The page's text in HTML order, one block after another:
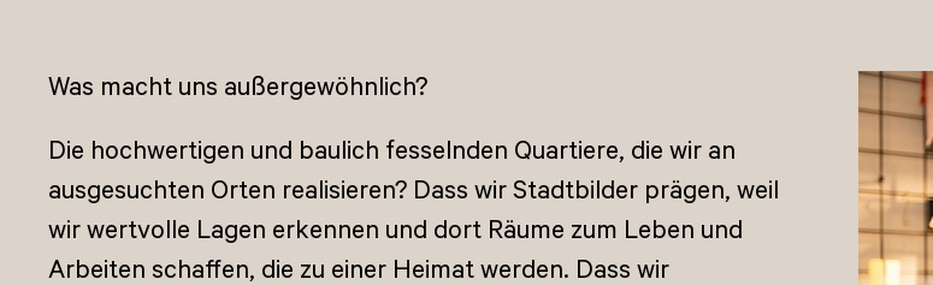
Was macht uns außergewöhnlich?
Die hochwertigen und baulich fesselnden Quartiere, die wir an
ausgesuchten Orten realisieren? Dass wir Stadtbilder prägen, weil
wir wertvolle Lagen erkennen und dort Räume zum Leben und
Arbeiten schaffen, die zu einer Heimat werden. Dass wir